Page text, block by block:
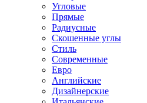
Угловые
Прямые
Радиусные
Скошенные углы
Стиль
Современные
Евро
Английские
Дизайнерские